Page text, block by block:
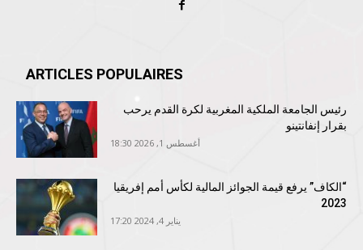
ARTICLES POPULAIRES
رئيس الجامعة الملكية المغربية لكرة القدم يرحب
بقرار إنفانتينو
أغسطس 1, 2026 18:30
“الكاف” يرفع قيمة الجوائز المالية لكأس أمم إفريقيا
2023
يناير 4, 2024 17:20